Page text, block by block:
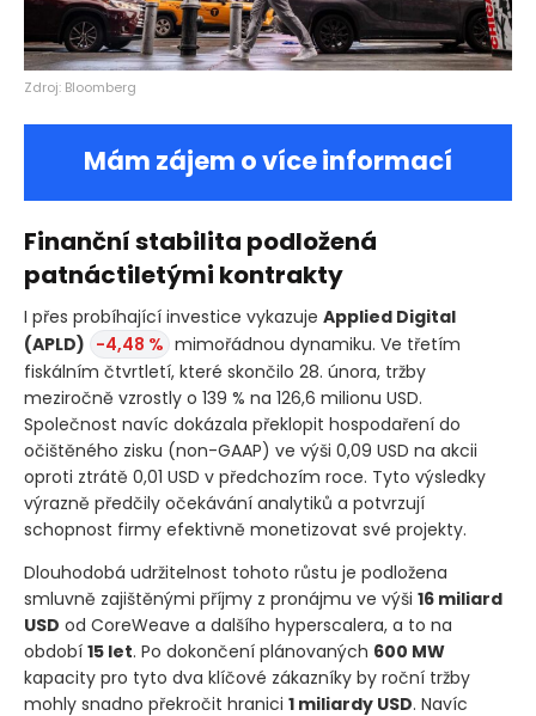
Zdroj: Bloomberg
Mám zájem o více informací
Finanční stabilita podložená
patnáctiletými kontrakty
I přes probíhající investice vykazuje Applied Digital
(APLD) -4,48 % mimořádnou dynamiku. Ve třetím
fiskálním čtvrtletí, které skončilo 28. února, tržby
meziročně vzrostly o 139 % na 126,6 milionu USD.
Společnost navíc dokázala překlopit hospodaření do
očištěného zisku (non-GAAP) ve výši 0,09 USD na akcii
oproti ztrátě 0,01 USD v předchozím roce. Tyto výsledky
výrazně předčily očekávání analytiků a potvrzují
schopnost firmy efektivně monetizovat své projekty.
Dlouhodobá udržitelnost tohoto růstu je podložena
smluvně zajištěnými příjmy z pronájmu ve výši 16 miliard
USD od CoreWeave a dalšího hyperscalera, a to na
období 15 let. Po dokončení plánovaných 600 MW
kapacity pro tyto dva klíčové zákazníky by roční tržby
mohly snadno překročit hranici 1 miliardy USD. Navíc